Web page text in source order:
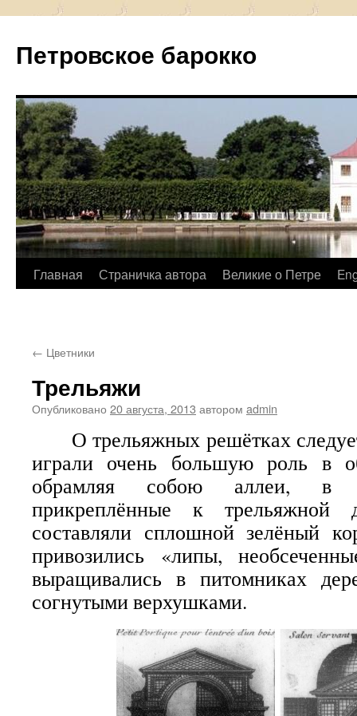
Петровское барокко
Перейти
Главная Страничка автора Великие о Петре
← Цветники
Трельяжи
Опубликовано 20 августа, 2013 автором admin
О трельяжных решётках
играли очень большую роль в
обрамляя собою аллеи, в
прикреплённые к трельяжной
составляли сплошной зелёный
привозились «липы,
выращивались в питомниках
согнутыми верхушками.